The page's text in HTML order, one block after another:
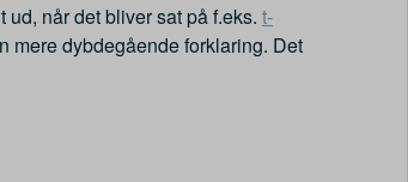
når det bliver sat på f.eks. t-
mere dybdegående forklaring. Det